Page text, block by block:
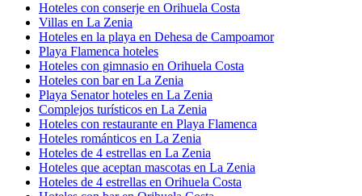
Hoteles con conserje en Orihuela Costa
Villas en La Zenia
Hoteles en la playa en Dehesa de Campoamor
Playa Flamenca hoteles
Hoteles con gimnasio en Orihuela Costa
Hoteles con bar en La Zenia
Playa Senator hoteles en La Zenia
Complejos turísticos en La Zenia
Hoteles con restaurante en Playa Flamenca
Hoteles románticos en La Zenia
Hoteles de 4 estrellas en La Zenia
Hoteles que aceptan mascotas en La Zenia
Hoteles de 4 estrellas en Orihuela Costa